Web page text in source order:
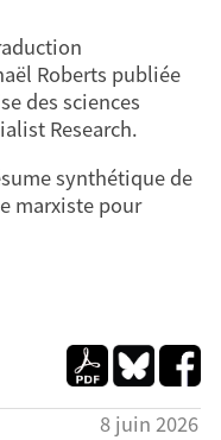
Roberts publiée
des sciences
Research.
synthétique de
marxiste pour
8 juin 2026